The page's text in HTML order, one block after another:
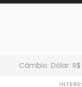
Câmbio: Dólar: